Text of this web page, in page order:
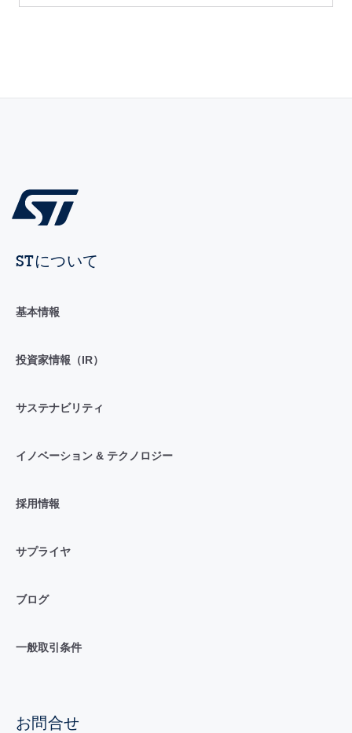
STについて
基本情報
投資家情報（IR）
サステナビリティ
イノベーション & テクノロジー
採用情報
サプライヤ
ブログ
一般取引条件
お問合せ